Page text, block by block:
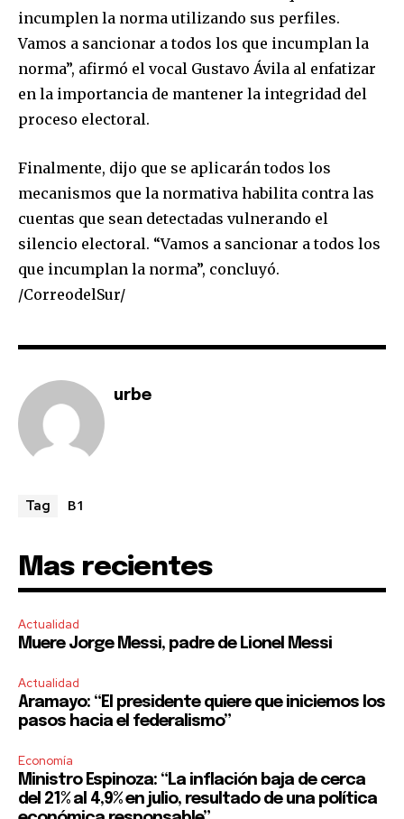
incumplen la norma utilizando sus perfiles.
Vamos a sancionar a todos los que incumplan la
norma”, afirmó el vocal Gustavo Ávila al enfatizar
en la importancia de mantener la integridad del
proceso electoral.
Finalmente, dijo que se aplicarán todos los
mecanismos que la normativa habilita contra las
cuentas que sean detectadas vulnerando el
silencio electoral. “Vamos a sancionar a todos los
que incumplan la norma”, concluyó.
/CorreodelSur/
urbe
Tag B1
Mas recientes
Actualidad
Muere Jorge Messi, padre de Lionel Messi
Actualidad
Aramayo: “El presidente quiere que iniciemos los
pasos hacia el federalismo”
Economía
Ministro Espinoza: “La inflación baja de cerca
del 21% al 4,9% en julio, resultado de una política